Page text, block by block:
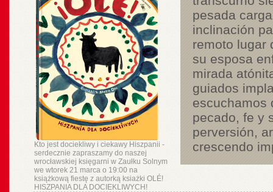
Kto jest dociekliwy i ciekawy Hiszpanii -
serdecznie zapraszamy do naszej
wrocławskiej księgarni w Zaułku Solnym
we wtorek 21 marca o 19:00 na
książkową fiestę z autorką ksiażki OLÉ!
HISZPANIA DLA DOCIEKLIWYCH!
pesada
inclinación
remoto lugar
su esposa
mirada
guiados
escuchamos
pecado, fe y
perversión,
crescendo